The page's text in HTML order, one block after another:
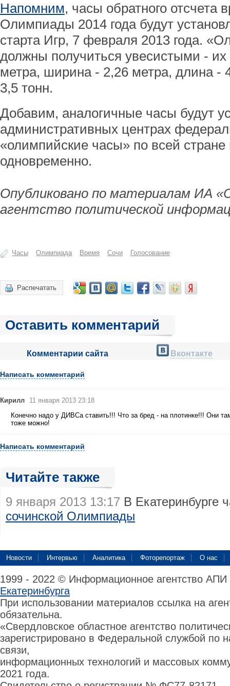
Напомним, часы обратного отсчета
Олимпиады 2014 года будут
старта Игр, 7 февраля 2013 года.
должны получиться увесистыми - их
метра, ширина - 2,26 метра, длина -
3,5 тонн.
Добавим, аналогичные часы будут
административных центрах
«олимпийские часы» по всей стране
одновременно.
Опубликовано по материалам ИА
агентство политической
Часы Олимпиада Время Сочи Голосование
Распечатать
Оставить комментарий
Комментарии сайта Вконтакте
Написать комментарий
Кирилл
11 января 2013 23:18
Конечно надо у ДИВСа ставить!!! Что за бред - на плотинке!!! Они
тоже можно!
Написать комментарий
Читайте также
9 января 2013 13:17 В Екатеринбурге
сочинской Олимпиады
Новости Интервью Аналитика Фоторепортаж О нас
1999 - 2022 © Информационное агентство
Екатеринбурга
При использовании материалов ссылка на
обязательна.
«Свердловское областное агентство
зарегистрировано в Федеральной службой по
связи,
информационных технологий и массовых
2021 года.